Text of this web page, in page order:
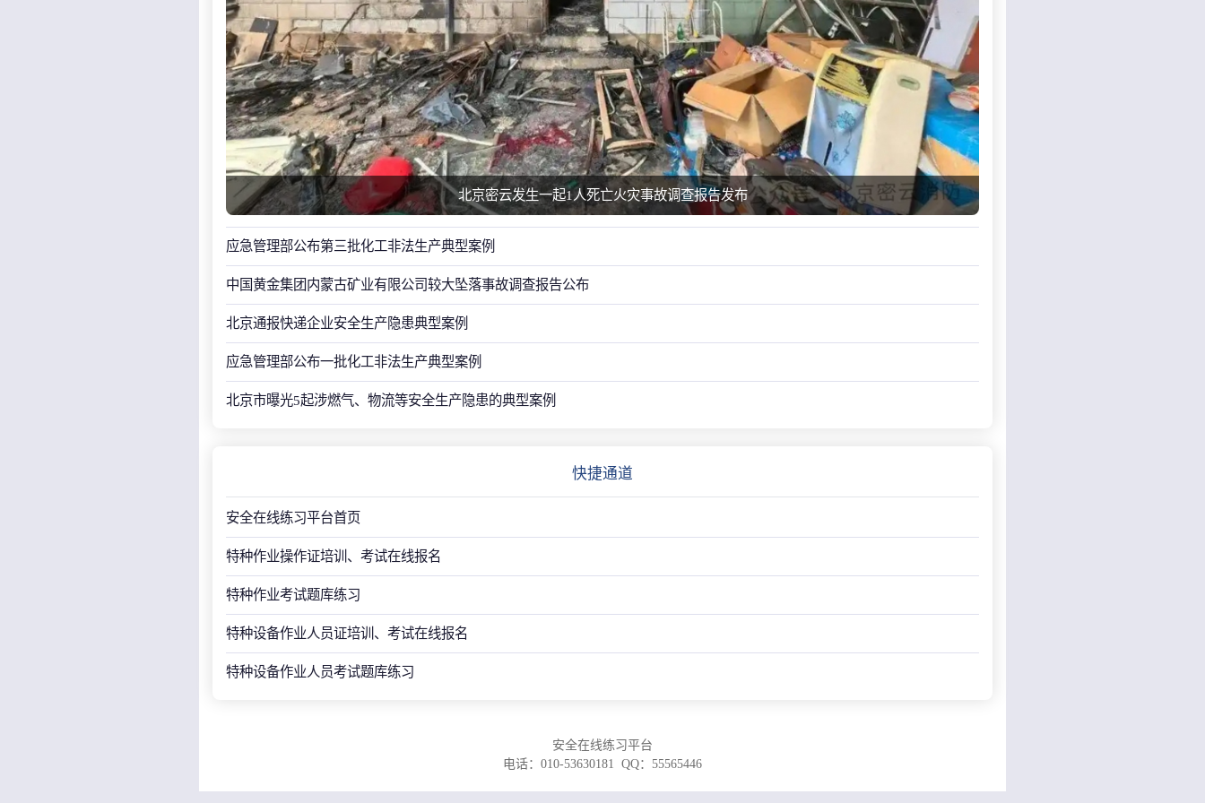
北京密云发生一起1人死亡火灾事故调查报告发布
应急管理部公布第三批化工非法生产典型案例
中国黄金集团内蒙古矿业有限公司较大坠落事故调查报告公布
北京通报快递企业安全生产隐患典型案例
应急管理部公布一批化工非法生产典型案例
北京市曝光5起涉燃气、物流等安全生产隐患的典型案例
快捷通道
安全在线练习平台首页
特种作业操作证培训、考试在线报名
特种作业考试题库练习
特种设备作业人员证培训、考试在线报名
特种设备作业人员考试题库练习
安全在线练习平台
电话：010-53630181 QQ：55565446